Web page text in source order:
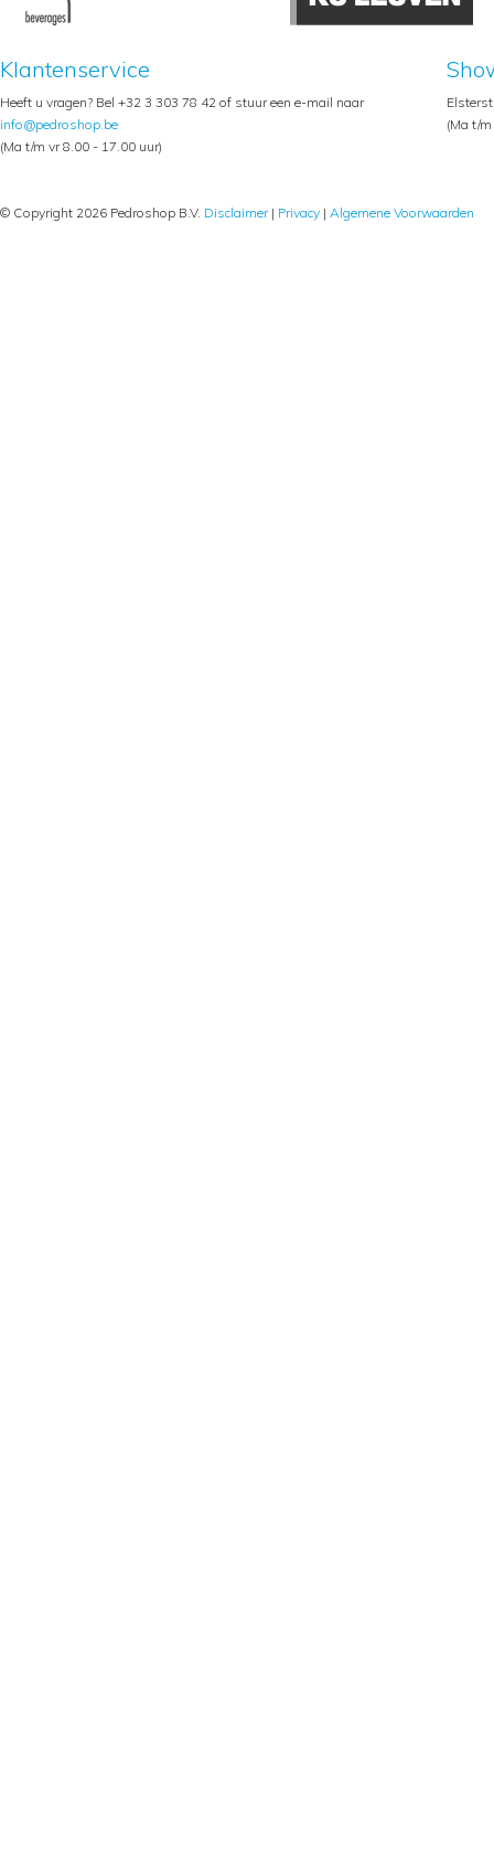
Klantenservice
Heeft u vragen? Bel +32 3 303 78 42 of stuur een e-mail naar
info@pedroshop.be
(Ma t/m vr 8.00 - 17.00 uur)
(Ma t/
© Copyright 2026 Pedroshop B.V. Disclaimer| Privacy | Algemene Voorwaarden